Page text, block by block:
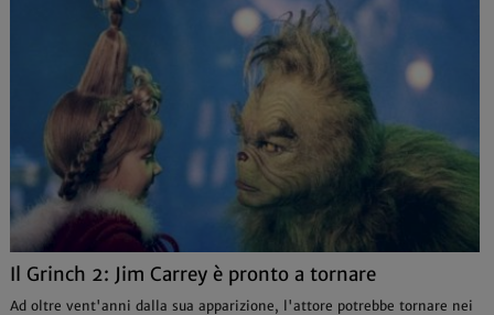
Il Grinch 2: Jim Carrey è pronto a tornare
Ad oltre vent'anni dalla sua apparizione, l'attore potrebbe tornare nei